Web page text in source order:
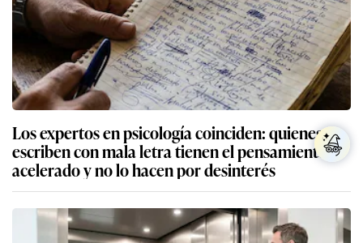
Los expertos en psicología coinciden: quienes
escriben con mala letra tienen el pensamiento
acelerado y no lo hacen por desinterés